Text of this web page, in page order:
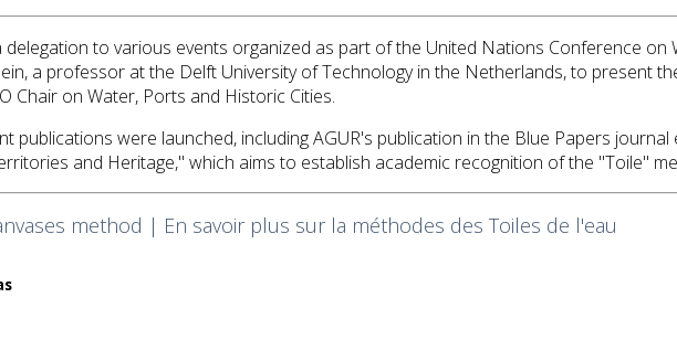
to various events organized as part of the United Nations Conference on
a professor at the Delft University of Technology in the Netherlands, to present
Chair on Water, Ports and Historic Cities.
publications were launched, including AGUR's publication in the Blue Papers
and Heritage," which aims to establish academic recognition of the "Toile"
method | En savoir plus sur la méthodes des Toiles de l'eau